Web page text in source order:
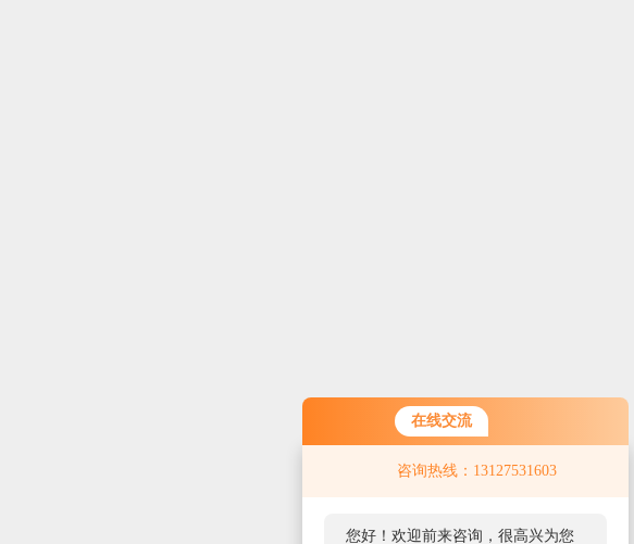
在线交流
咨询热线：13127531603
您好！欢迎前来咨询，很高兴为您